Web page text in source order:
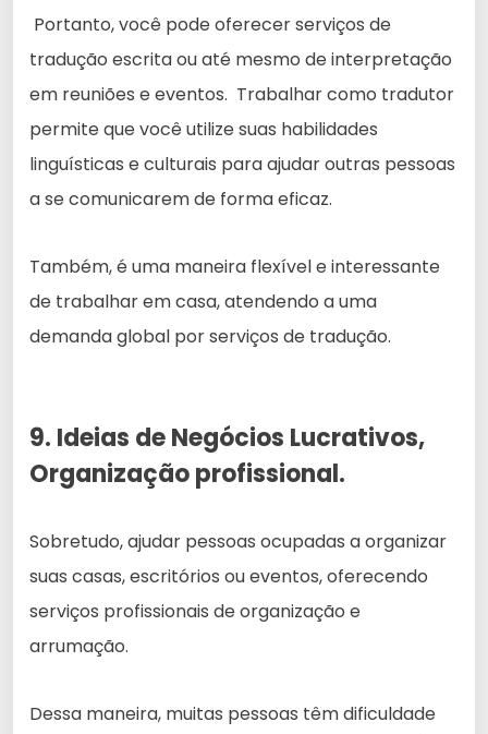
Portanto, você pode oferecer serviços de
tradução escrita ou até mesmo de interpretação
em reuniões e eventos. Trabalhar como tradutor
permite que você utilize suas habilidades
linguísticas e culturais para ajudar outras pessoas
a se comunicarem de forma eficaz.
Também, é uma maneira flexível e interessante
de trabalhar em casa, atendendo a uma
demanda global por serviços de tradução.
9. Ideias de Negócios Lucrativos,
Organização profissional.
Sobretudo, ajudar pessoas ocupadas a organizar
suas casas, escritórios ou eventos, oferecendo
serviços profissionais de organização e
arrumação.
Dessa maneira, muitas pessoas têm dificuldade